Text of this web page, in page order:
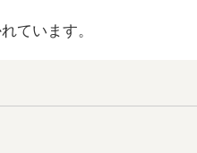
ています。